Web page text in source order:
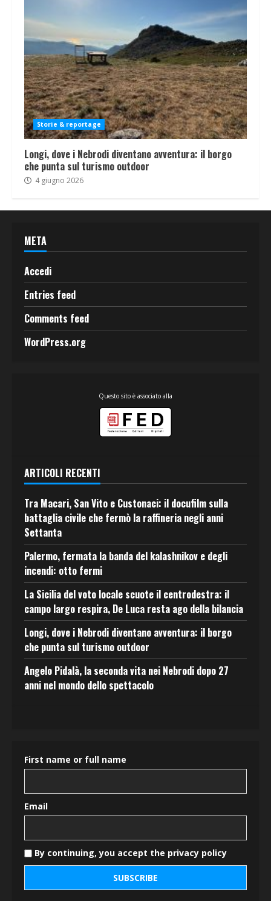
Storie & reportage
Longi, dove i Nebrodi diventano avventura: il borgo
che punta sul turismo outdoor
4 giugno 2026
META
Accedi
Entries feed
Comments feed
WordPress.org
Questo sito è associato alla
ARTICOLI RECENTI
Tra Macari, San Vito e Custonaci: il docufilm sulla
battaglia civile che fermò la raffineria negli anni
Settanta
Palermo, fermata la banda del kalashnikov e degli
incendi: otto fermi
La Sicilia del voto locale scuote il centrodestra: il
campo largo respira, De Luca resta ago della bilancia
Longi, dove i Nebrodi diventano avventura: il borgo
che punta sul turismo outdoor
Angelo Pidalà, la seconda vita nei Nebrodi dopo 27
anni nel mondo dello spettacolo
First name or full name
Email
By continuing, you accept the privacy policy